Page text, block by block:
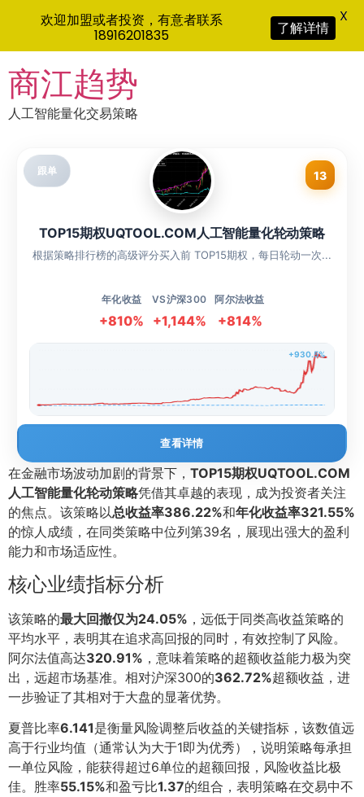
to
content
商江趋势
人工智能量化交易策略
跟单 13
TOP15期权UQTOOL.COM人工智能量化轮动策略
根据策略排行榜的高级评分买入前 TOP15期权，每日轮动一次...
年化收益
+810%
VS沪深300
+1,144%
阿尔法收益
+814%
+930.5%
查看详情
在金融市场波动加剧的背景下， TOP15期权UQTOOL.COM
人工智能量化轮动策略凭借其卓越的表现，成为投资者关注
的焦点。该策略以总收益率386.22%和年化收益率321.55%
的惊人成绩，在同类策略中位列第39名，展现出强大的盈利
能力和市场适应性。
核心业绩指标分析
该策略的最大回撤仅为24.05% ，远低于同类高收益策略的
平均水平，表明其在追求高回报的同时，有效控制了风险。
阿尔法值高达320.91% ，意味着策略的超额收益能力极为突
出，远超市场基准。相对沪深300的362.72%超额收益，进
一步验证了其相对于大盘的显著优势。
夏普比率6.141是衡量风险调整后收益的关键指标，该数值远
高于行业均值（通常认为大于1即为优秀），说明策略每承担
一单位风险，能获得超过6单位的超额回报，风险收益比极
佳。胜率55.15%和盈亏比1.37的组合，表明策略在交易中不
欢迎加盟或者投资，有意者联系
18916201835
了解详情
X